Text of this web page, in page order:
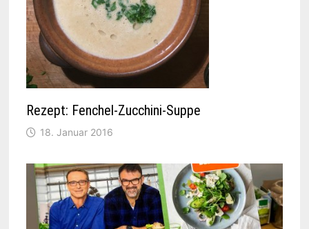
Rezept: Fenchel-Zucchini-Suppe
18. Januar 2016